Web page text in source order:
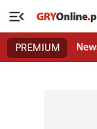

PREMIUM